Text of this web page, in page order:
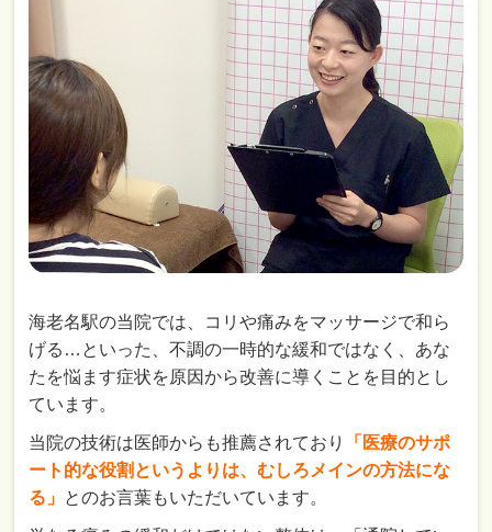
海老名駅の当院では、コリや痛みをマッサージで和ら
げる…といった、不調の一時的な緩和ではなく、あな
たを悩ます症状を原因から改善に導くことを目的とし
ています。
当院の技術は医師からも推薦されており
「医療のサポ
ート的な役割というよりは、むしろメインの方法にな
る」 とのお言葉もいただいています。